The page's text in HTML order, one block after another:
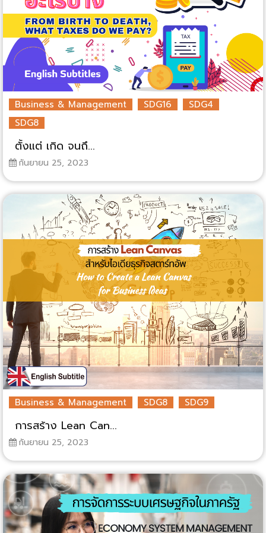
Business & Management SDG16
SDG4
SDG8
ตั้งแต่ เกิด จนถึ...
กันยายน 25, 2023
Business & Management SDG8 SDG9
การสร้าง Lean Can...
กันยายน 25, 2023